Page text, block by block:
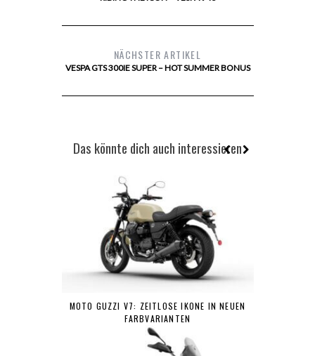
NÄCHSTER ARTIKEL
VESPA GTS 300IE SUPER – HOT SUMMER BONUS
Das könnte dich auch interessieren
MOTO GUZZI V7: ZEITLOSE IKONE IN NEUEN
FARBVARIANTEN